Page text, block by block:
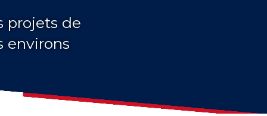
projets de
environs